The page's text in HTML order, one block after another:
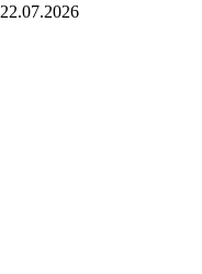
22.07.2026